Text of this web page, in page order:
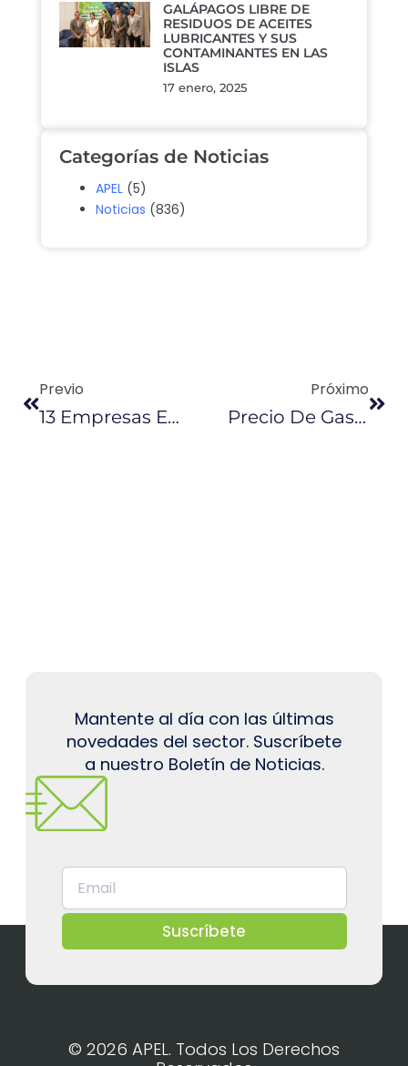
GALÁPAGOS LIBRE DE
RESIDUOS DE ACEITES
LUBRICANTES Y SUS
CONTAMINANTES EN LAS
ISLAS
17 enero, 2025
Categorías de Noticias
APEL (5)
Noticias (836)
Previo
13 Empresas Ecuatorianas Participaron En Misión Comercial En EE.UU.
Próximo
Precio De Gasolina Súper, En La Mira Del Gobierno
Mantente al día con las últimas
novedades del sector. Suscríbete
a nuestro Boletín de Noticias.
Suscríbete
© 2026 APEL. Todos Los Derechos